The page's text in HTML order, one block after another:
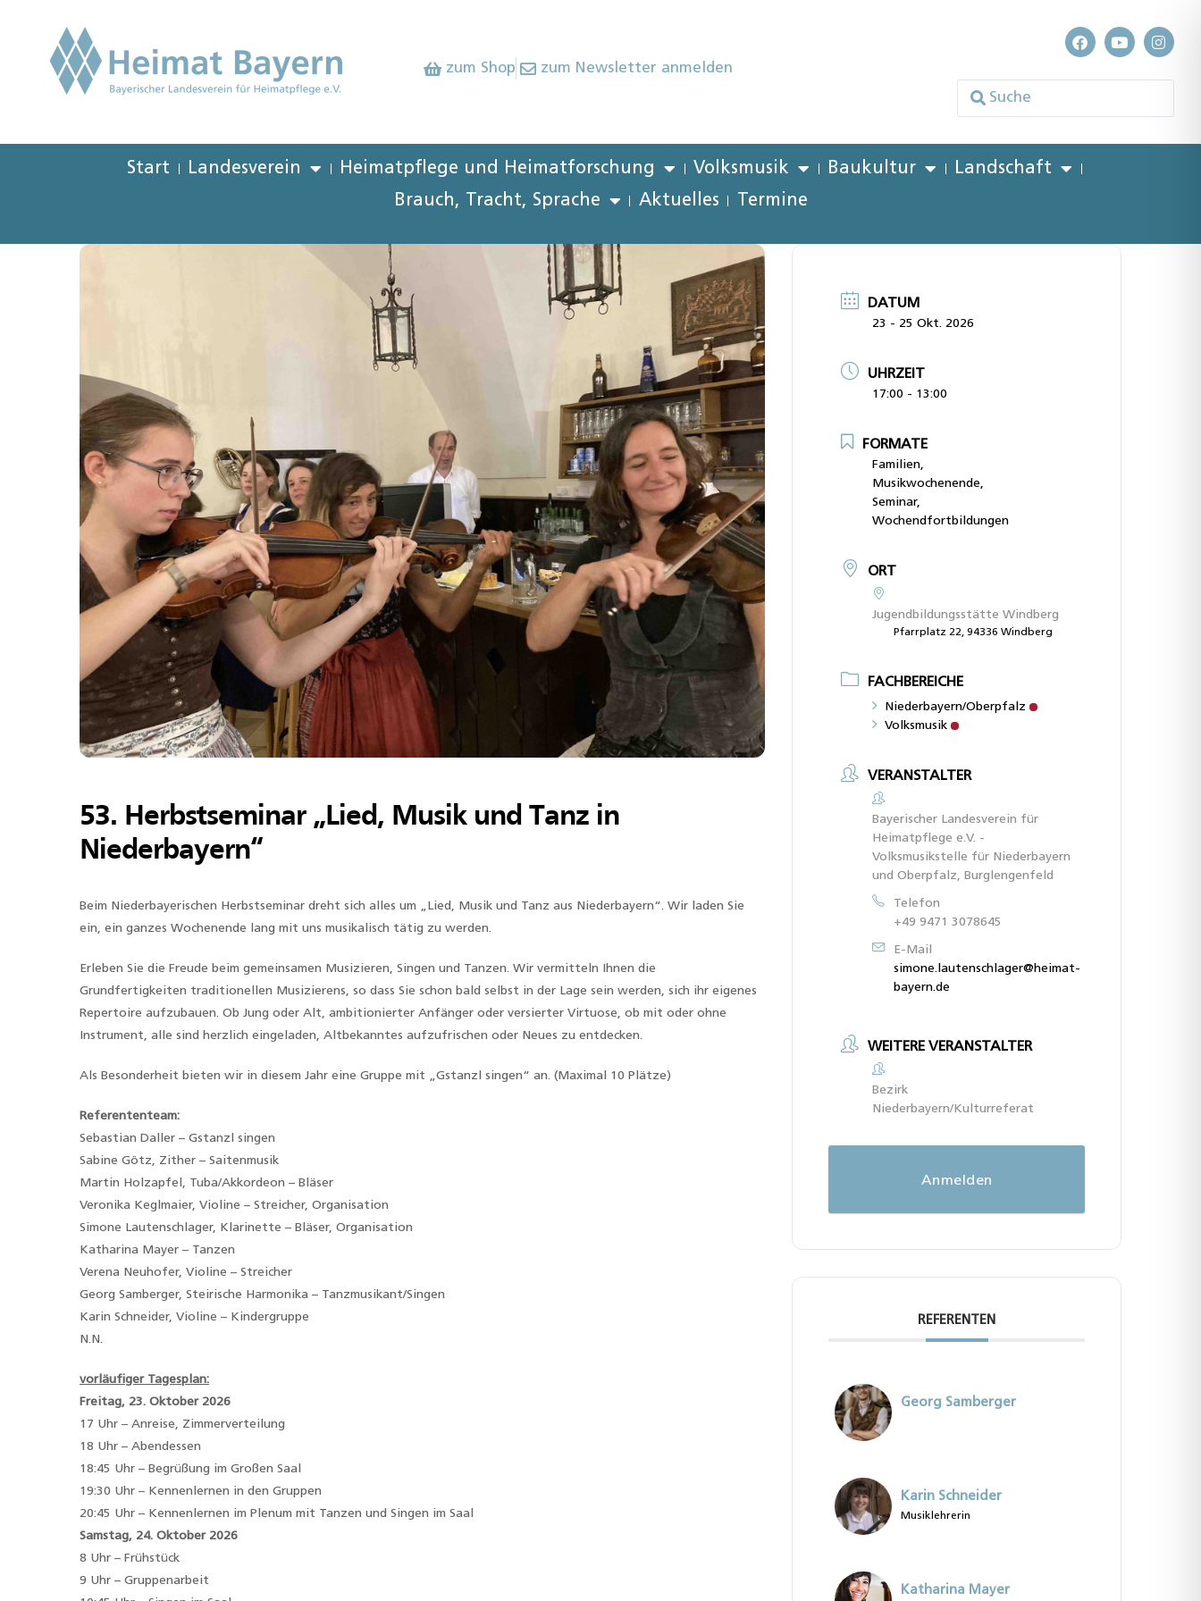
zum Shop zum Newsletter anmelden
Start Landesverein Heimatpflege und Heimatforschung Volksmusik Baukultur
Landschaft
Brauch, Tracht, Sprache
Aktuelles Termine
53. Herbstseminar „Lied, Musik und Tanz in
Niederbayern“
Beim Niederbayerischen Herbstseminar dreht sich alles um „Lied, Musik und Tanz aus Niederbayern“. Wir laden Sie
ein, ein ganzes Wochenende lang mit uns musikalisch tätig zu werden.
Erleben Sie die Freude beim gemeinsamen Musizieren, Singen und Tanzen. Wir vermitteln Ihnen die
Grundfertigkeiten traditionellen Musizierens, so dass Sie schon bald selbst in der Lage sein werden, sich ihr eigenes
Repertoire aufzubauen. Ob Jung oder Alt, ambitionierter Anfänger oder versierter Virtuose, ob mit oder ohne
Instrument, alle sind herzlich eingeladen, Altbekanntes aufzufrischen oder Neues zu entdecken.
Als Besonderheit bieten wir in diesem Jahr eine Gruppe mit „Gstanzl singen“ an. (Maximal 10 Plätze)
Referententeam:
Sebastian Daller – Gstanzl singen
Sabine Götz, Zither – Saitenmusik
Martin Holzapfel, Tuba/Akkordeon – Bläser
Veronika Keglmaier, Violine – Streicher, Organisation
Simone Lautenschlager, Klarinette – Bläser, Organisation
Katharina Mayer – Tanzen
Verena Neuhofer, Violine – Streicher
Georg Samberger, Steirische Harmonika – Tanzmusikant/Singen
Karin Schneider, Violine – Kindergruppe
N.N.
vorläufiger Tagesplan:
Freitag, 23. Oktober 2026
17 Uhr – Anreise, Zimmerverteilung
18 Uhr – Abendessen
18:45 Uhr – Begrüßung im Großen Saal
19:30 Uhr – Kennenlernen in den Gruppen
20:45 Uhr – Kennenlernen im Plenum mit Tanzen und Singen im Saal
Samstag, 24. Oktober 2026
8 Uhr – Frühstück
9 Uhr – Gruppenarbeit
DATUM
23 - 25 Okt. 2026
UHRZEIT
17:00 - 13:00
FORMATE
Familien,
Musikwochenende,
Seminar,
Wochendfortbildungen
ORT
Jugendbildungsstätte Windberg
Pfarrplatz 22, 94336 Windberg
FACHBEREICHE
Niederbayern/Oberpfalz
Volksmusik
VERANSTALTER
Bayerischer Landesverein für
Heimatpflege e.V. -
Volksmusikstelle für Niederbayern
und Oberpfalz, Burglengenfeld
Telefon
+49 9471 3078645
E-Mail
simone.lautenschlager@heimat-
bayern.de
WEITERE VERANSTALTER
Bezirk
Niederbayern/Kulturreferat
Anmelden
REFERENTEN
Georg Samberger
Karin Schneider
Musiklehrerin
Katharina Mayer